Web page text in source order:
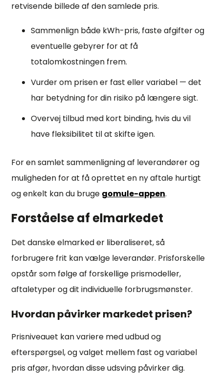
retvisende billede af den samlede pris.
Sammenlign både kWh-pris, faste afgifter og
eventuelle gebyrer for at få
totalomkostningen frem.
Vurder om prisen er fast eller variabel — det
har betydning for din risiko på længere sigt.
Overvej tilbud med kort binding, hvis du vil
have fleksibilitet til at skifte igen.
For en samlet sammenligning af leverandører og
muligheden for at få oprettet en ny aftale hurtigt
og enkelt kan du bruge gomule-appen.
Forståelse af elmarkedet
Det danske elmarked er liberaliseret, så
forbrugere frit kan vælge leverandør. Prisforskelle
opstår som følge af forskellige prismodeller,
aftaletyper og dit individuelle forbrugsmønster.
Hvordan påvirker markedet prisen?
Prisniveauet kan variere med udbud og
efterspørgsel, og valget mellem fast og variabel
pris afgør, hvordan disse udsving påvirker dig.